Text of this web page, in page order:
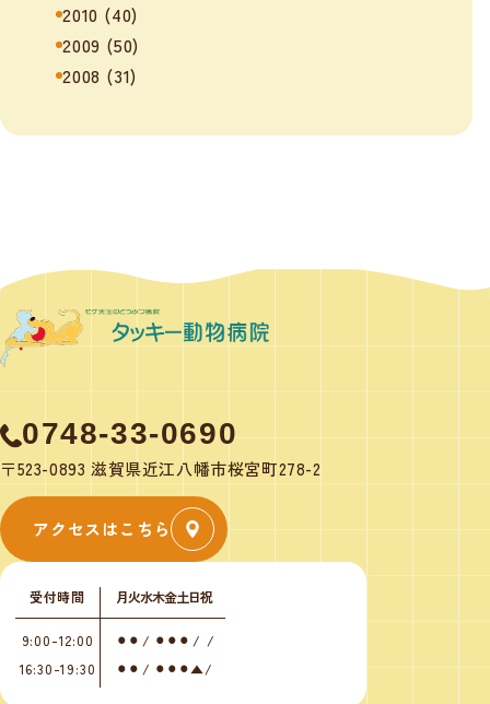
2010 (40)
2009 (50)
2008 (31)
0748-33-0690
〒523-0893 滋賀県近江八幡市桜宮町278-2
アクセスはこちら
受付時間 月火水木金土日祝
9:00-12:00 ⚫︎ ⚫︎ / ⚫︎ ⚫︎ ⚫︎ / /
16:30-19:30
⚫︎ ⚫︎ / ⚫︎ ⚫︎ ⚫︎▲/